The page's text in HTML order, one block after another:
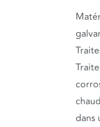
dans